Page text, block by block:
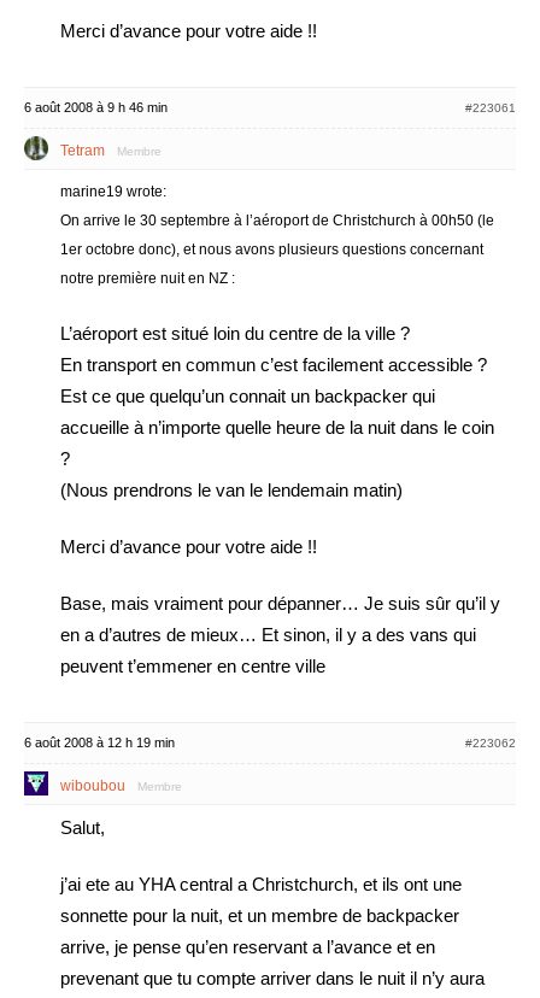
Merci d’avance pour votre aide !!
6 août 2008 à 9 h 46 min #223061
Tetram Membre
marine19 wrote:
On arrive le 30 septembre à l’aéroport de Christchurch à 00h50 (le
1er octobre donc), et nous avons plusieurs questions concernant
notre première nuit en NZ :
L’aéroport est situé loin du centre de la ville ?
En transport en commun c’est facilement accessible ?
Est ce que quelqu’un connait un backpacker qui
accueille à n’importe quelle heure de la nuit dans le coin
?
(Nous prendrons le van le lendemain matin)
Merci d’avance pour votre aide !!
Base, mais vraiment pour dépanner… Je suis sûr qu’il y
en a d’autres de mieux… Et sinon, il y a des vans qui
peuvent t’emmener en centre ville
6 août 2008 à 12 h 19 min #223062
wiboubou Membre
Salut,
j’ai ete au YHA central a Christchurch, et ils ont une
sonnette pour la nuit, et un membre de backpacker
arrive, je pense qu’en reservant a l’avance et en
prevenant que tu compte arriver dans le nuit il n’y aura